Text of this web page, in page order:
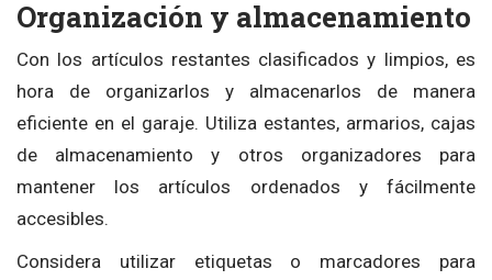
Organización y almacenamiento
Con los artículos restantes clasificados y limpios, es
hora de organizarlos y almacenarlos de manera
eficiente en el garaje. Utiliza estantes, armarios, cajas
de almacenamiento y otros organizadores para
mantener los artículos ordenados y fácilmente
accesibles.
Considera utilizar etiquetas o marcadores para